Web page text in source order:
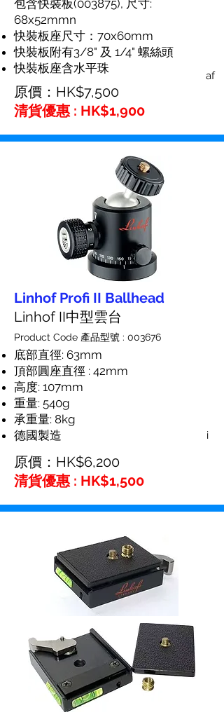
包含快裝板(003875), 尺寸:
68x52mmn
快裝板座尺寸：70x60mm
快裝板附有3/8" 及 1/4" 螺絲頭
快裝板座含水平珠
af
原價：HK$7,500
清貨優惠 : HK$1,900
Linhof Profi II Ballhead
Linhof II中型雲台
Product Code 產品型號 : 003676
底部直徑: 63mm
頂部圓座直徑 : 42mm
高度: 107mm
重量: 540g
承重量: 8kg
德國製造
i
原價：HK$6,200
清貨優惠 : HK$1,500